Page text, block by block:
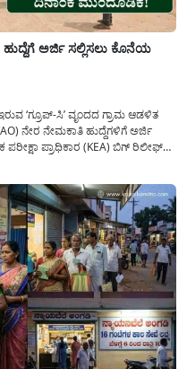
ಅರ್ಜಿ ಸಲ್ಲಿಸಲು ಕೊನೆಯ
‘ಗ್ರೂಪ್-ಸಿ’ ವೃಂದದ ಗ್ರಾಮ ಆಡಳಿತ
ನೇರ ನೇಮಕಾತಿ ಹುದ್ದೆಗಳಿಗೆ ಅರ್ಜಿ
ಪರೀಕ್ಷಾ ಪ್ರಾಧಿಕಾರ (KEA) ಬಿಗ್ ರಿಲೀಫ್